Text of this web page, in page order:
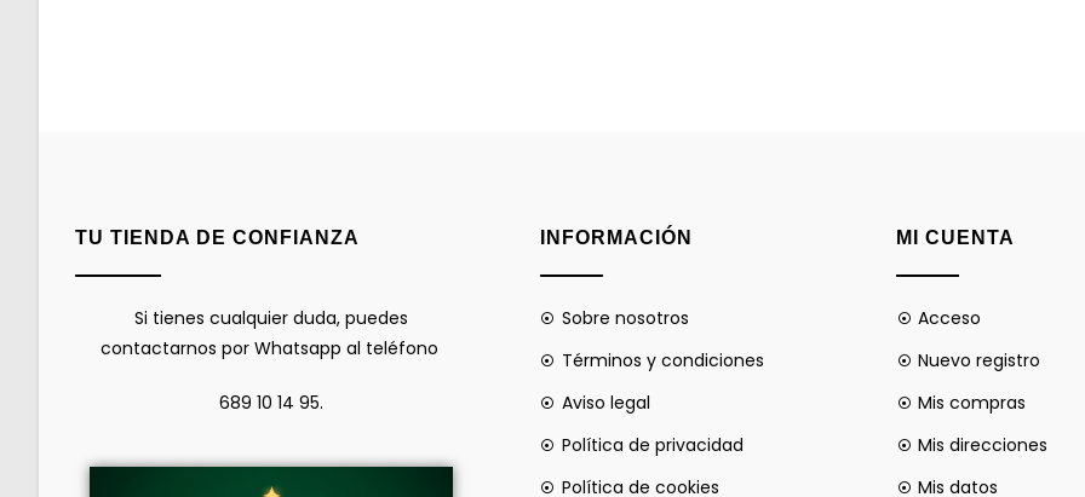
TU TIENDA DE CONFIANZA
Si tienes cualquier duda, puedes
contactarnos por Whatsapp al teléfono
689 10 14 95.
INFORMACIÓN
Sobre nosotros
Términos y condiciones
Aviso legal
Política de privacidad
Política de cookies
MI CUENTA
Acceso
Nuevo registro
Mis compras
Mis direcciones
Mis datos